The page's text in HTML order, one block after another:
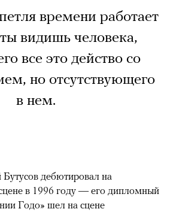
времени работает
видишь человека,
все это действо со
но отсутствующего
в нем.
дебютировал на
в 1996 году — его дипломный
Годо» шел на сцене